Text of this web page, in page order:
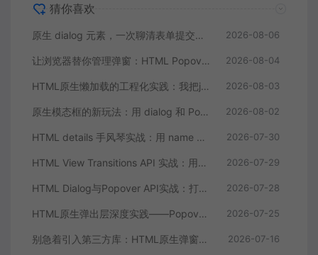
猜你喜欢
原生 dialog 元素，一次聊清表单提交、焦点管理和动画 2026-08-06
让浏览器替你管理弹窗：HTML Popover API 的五个落地思路 2026-08-04
HTML原生懒加载的工程化实践：我把js-lazy-load插件从项目里删了 2026-08-03
原生模态框的新玩法：用 dialog 和 Popover API 彻底摆脱弹窗库 2026-08-02
HTML details 手风琴实战：用 name 属性零 JS 实现互斥折叠面板 2026-07-30
HTML View Transitions API 实战：用原生API实现丝滑的页面切换动画 2026-07-29
HTML Dialog与Popover API实战：打造无依赖的原生模态弹窗组件 2026-07-28
HTML原生弹出层深度实践——Popover API让动态浮层告别JavaScript 2026-07-25
别急着引入第三方库：HTML原生弹窗能力已经足够强了 2026-07-16